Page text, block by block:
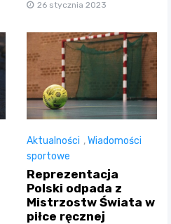
26 stycznia 2023
Aktualności ,Wiadomości
sportowe
Reprezentacja
Polski odpada z
Mistrzostw Świata w
piłce ręcznej